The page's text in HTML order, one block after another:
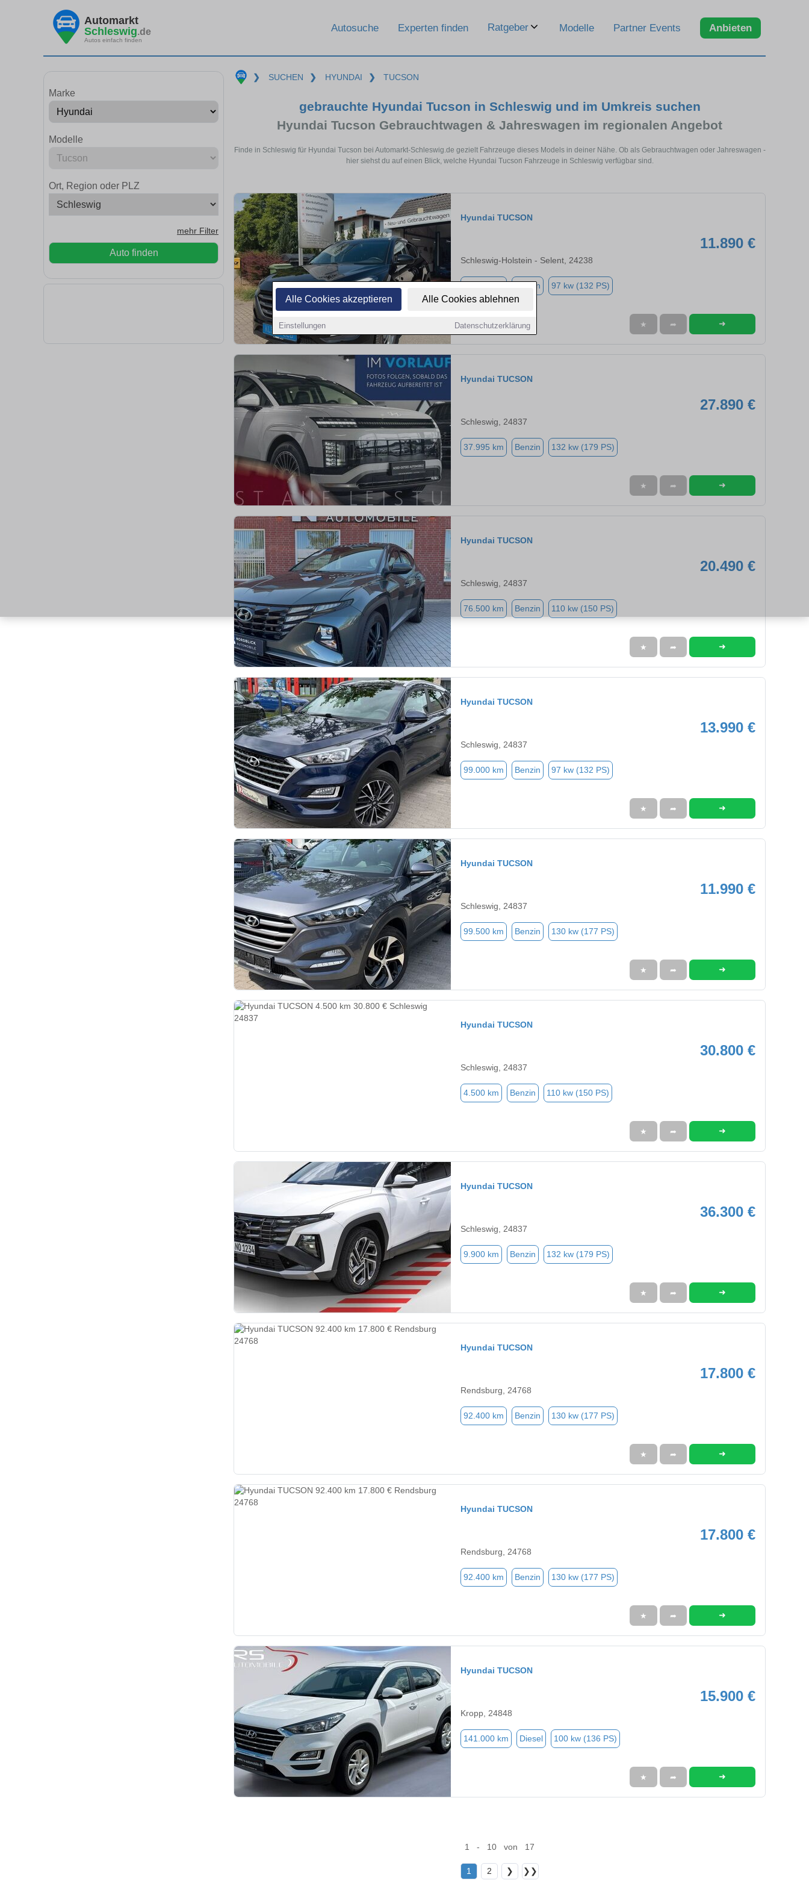
Alle Cookies akzeptieren Alle Cookies ablehnen
Einstellungen Datenschutzerklärung
Automarkt
Schleswig.de
Autos einfach finden
Autosuche Experten finden Ratgeber Modelle Partner Events Anbieten
Marke
Modelle
Ort, Region oder PLZ
mehr Filter
Auto finden
❯ SUCHEN ❯ HYUNDAI ❯ TUCSON
gebrauchte Hyundai Tucson in Schleswig und im Umkreis suchen
Hyundai Tucson Gebrauchtwagen & Jahreswagen im regionalen Angebot
Finde in Schleswig für Hyundai Tucson bei Automarkt-Schleswig.de gezielt Fahrzeuge dieses Models in deiner Nähe. Ob als Gebrauchtwagen oder Jahreswagen -
hier siehst du auf einen Blick, welche Hyundai Tucson Fahrzeuge in Schleswig verfügbar sind.
Hyundai TUCSON
11.890 €
Schleswig-Holstein - Selent, 24238
Benzin 97 kw (132 PS)
★ ➦ ➜
Hyundai TUCSON
27.890 €
Schleswig, 24837
37.995 km Benzin 132 kw (179 PS)
★ ➦ ➜
Hyundai TUCSON
20.490 €
Schleswig, 24837
76.500 km Benzin 110 kw (150 PS)
★ ➦ ➜
Hyundai TUCSON
13.990 €
Schleswig, 24837
99.000 km Benzin 97 kw (132 PS)
★ ➦ ➜
Hyundai TUCSON
11.990 €
Schleswig, 24837
99.500 km Benzin 130 kw (177 PS)
★ ➦ ➜
Hyundai TUCSON
30.800 €
Schleswig, 24837
4.500 km Benzin 110 kw (150 PS)
★ ➦ ➜
Hyundai TUCSON
36.300 €
Schleswig, 24837
9.900 km Benzin 132 kw (179 PS)
★ ➦ ➜
Hyundai TUCSON
17.800 €
Rendsburg, 24768
92.400 km Benzin 130 kw (177 PS)
★ ➦ ➜
Hyundai TUCSON
17.800 €
Rendsburg, 24768
92.400 km Benzin 130 kw (177 PS)
★ ➦ ➜
Hyundai TUCSON
15.900 €
Kropp, 24848
141.000 km Diesel 100 kw (136 PS)
★ ➦ ➜
1 - 10 von 17
1 2 ❯ ❯❯